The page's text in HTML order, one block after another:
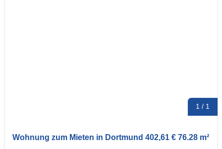
1 / 1
Wohnung zum Mieten in Dortmund 402,61 € 76.28 m²